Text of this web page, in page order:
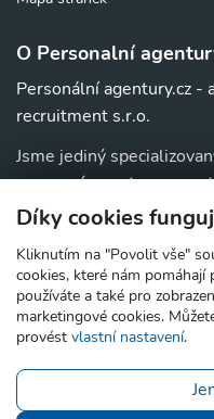
Díky cookies
Kliknutím na "Povolit vše"
cookies, které nám
používáte a také pro
marketingové cookies.
provést vlastní nastavení.
O Personalní
Personální agentury.cz -
recruitment s.r.o.
Jsme jediný
pracovní agentury,
ČR. Navíc u nás najdete
© 2006 - 2026
pracovní